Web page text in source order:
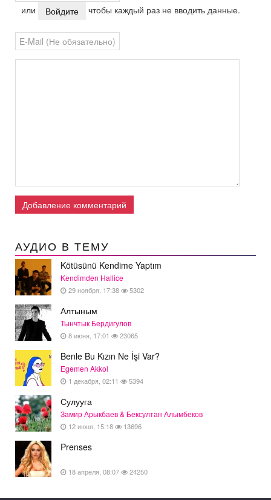
или Войдите чтобы каждый раз не вводить данные.
Добавление комментарий
АУДИО В ТЕМУ
Kötüsünü Kendime Yaptım
Kendimden Hallice
29 ноября, 17:38 5302
Алтыным
Тынчтык Бердигулов
8 июня, 17:01 23065
Benle Bu Kızın Ne İşi Var?
Egemen Akkol
1 декабря, 02:11 5394
Сулууга
Замир Арыкбаев & Бексултан Алымбеков
12 июня, 15:18 13696
Prenses
18 апреля, 08:07 24250